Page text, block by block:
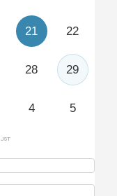
21 22
28 29
4 5
JST